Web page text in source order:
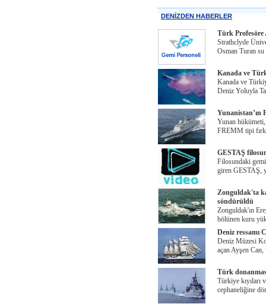
DENİZDEN HABERLER
Türk
Strathclyde
Osman Turan su
Kanada ve
Kanada ve
Deniz Yoluyla
Yunanistan’ın
Yunan
FREMM tipi
GESTAŞ
Filosundaki
giren GESTAŞ,
Zonguldak'ta
söndürüldü
Zonguldak'ın
bölünen kuru
Deniz ressamı
Deniz Müzesi
açan Ayşen
Türk
Türkiye kıyıları
cephaneliğine